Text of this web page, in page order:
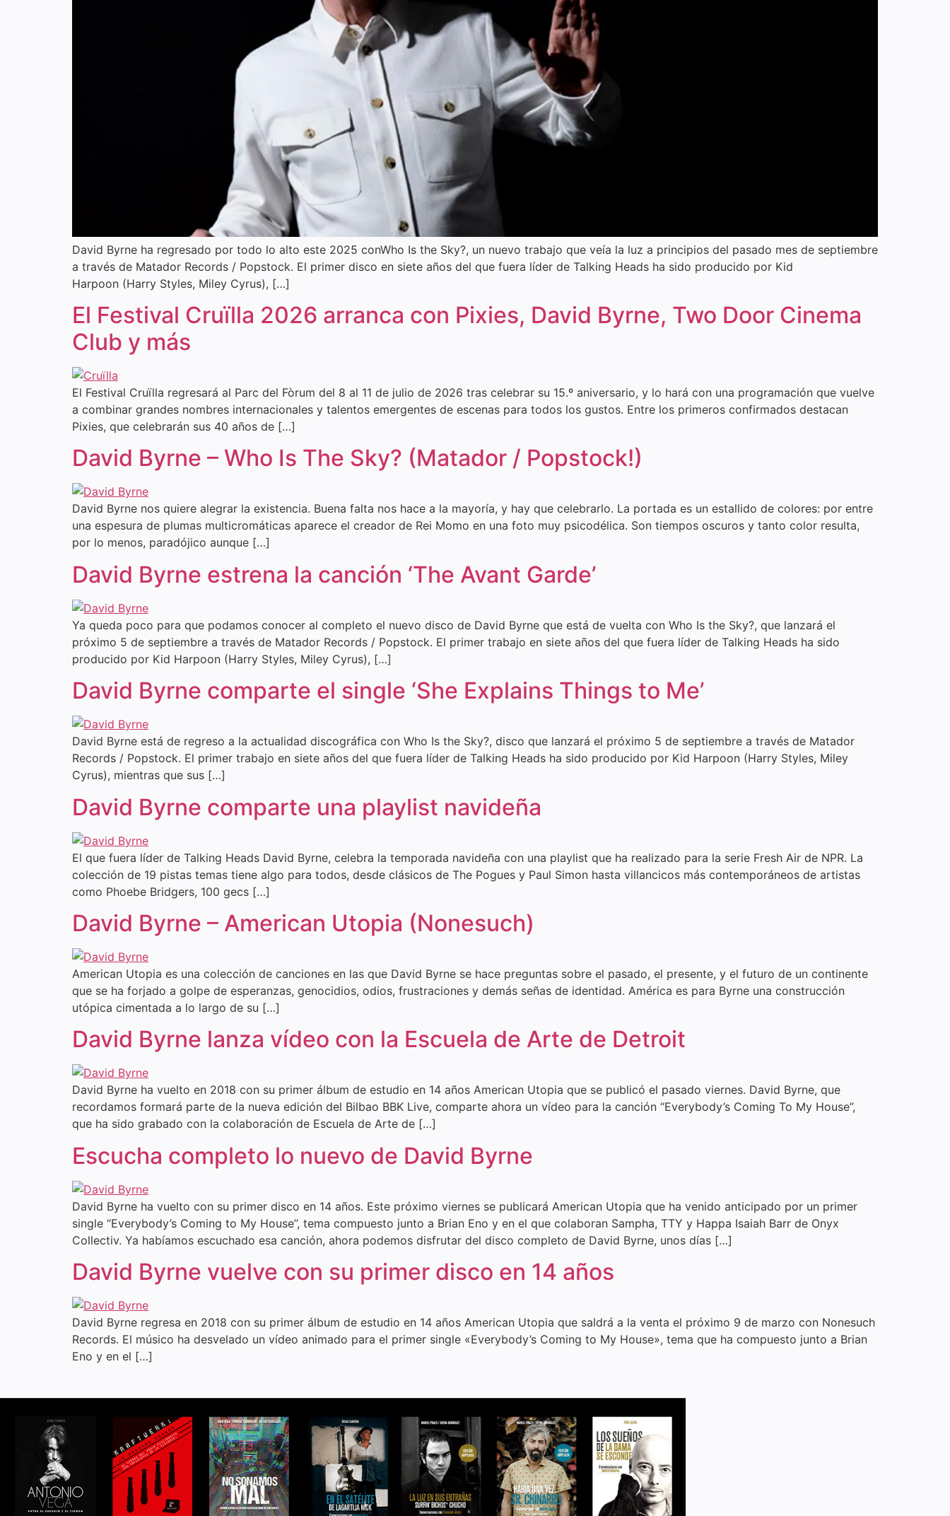
David Byrne ha regresado por todo lo alto este 2025 conWho Is the Sky?, un nuevo trabajo que veía la luz a principios del pasado mes de septiembre
a través de Matador Records / Popstock. El primer disco en siete años del que fuera líder de Talking Heads ha sido producido por Kid
Harpoon (Harry Styles, Miley Cyrus), […]
El Festival Cruïlla 2026 arranca con Pixies, David Byrne, Two Door Cinema
Club y más
El Festival Cruïlla regresará al Parc del Fòrum del 8 al 11 de julio de 2026 tras celebrar su 15.º aniversario, y lo hará con una programación que vuelve
a combinar grandes nombres internacionales y talentos emergentes de escenas para todos los gustos. Entre los primeros confirmados destacan
Pixies, que celebrarán sus 40 años de […]
David Byrne – Who Is The Sky? (Matador / Popstock!)
David Byrne nos quiere alegrar la existencia. Buena falta nos hace a la mayoría, y hay que celebrarlo. La portada es un estallido de colores: por entre
una espesura de plumas multicromáticas aparece el creador de Rei Momo en una foto muy psicodélica. Son tiempos oscuros y tanto color resulta,
por lo menos, paradójico aunque […]
David Byrne estrena la canción ‘The Avant Garde’
Ya queda poco para que podamos conocer al completo el nuevo disco de David Byrne que está de vuelta con Who Is the Sky?, que lanzará el
próximo 5 de septiembre a través de Matador Records / Popstock. El primer trabajo en siete años del que fuera líder de Talking Heads ha sido
producido por Kid Harpoon (Harry Styles, Miley Cyrus), […]
David Byrne comparte el single ‘She Explains Things to Me’
David Byrne está de regreso a la actualidad discográfica con Who Is the Sky?, disco que lanzará el próximo 5 de septiembre a través de Matador
Records / Popstock. El primer trabajo en siete años del que fuera líder de Talking Heads ha sido producido por Kid Harpoon (Harry Styles, Miley
Cyrus), mientras que sus […]
David Byrne comparte una playlist navideña
El que fuera líder de Talking Heads David Byrne, celebra la temporada navideña con una playlist que ha realizado para la serie Fresh Air de NPR. La
colección de 19 pistas temas tiene algo para todos, desde clásicos de The Pogues y Paul Simon hasta villancicos más contemporáneos de artistas
como Phoebe Bridgers, 100 gecs […]
David Byrne – American Utopia (Nonesuch)
American Utopia es una colección de canciones en las que David Byrne se hace preguntas sobre el pasado, el presente, y el futuro de un continente
que se ha forjado a golpe de esperanzas, genocidios, odios, frustraciones y demás señas de identidad. América es para Byrne una construcción
utópica cimentada a lo largo de su […]
David Byrne lanza vídeo con la Escuela de Arte de Detroit
David Byrne ha vuelto en 2018 con su primer álbum de estudio en 14 años American Utopia que se publicó el pasado viernes. David Byrne, que
recordamos formará parte de la nueva edición del Bilbao BBK Live, comparte ahora un vídeo para la canción “Everybody’s Coming To My House”,
que ha sido grabado con la colaboración de Escuela de Arte de […]
Escucha completo lo nuevo de David Byrne
David Byrne ha vuelto con su primer disco en 14 años. Este próximo viernes se publicará American Utopia que ha venido anticipado por un primer
single “Everybody’s Coming to My House”, tema compuesto junto a Brian Eno y en el que colaboran Sampha, TTY y Happa Isaiah Barr de Onyx
Collectiv. Ya habíamos escuchado esa canción, ahora podemos disfrutar del disco completo de David Byrne, unos días […]
David Byrne vuelve con su primer disco en 14 años
David Byrne regresa en 2018 con su primer álbum de estudio en 14 años American Utopia que saldrá a la venta el próximo 9 de marzo con Nonesuch
Records. El músico ha desvelado un vídeo animado para el primer single «Everybody’s Coming to My House», tema que ha compuesto junto a Brian
Eno y en el […]